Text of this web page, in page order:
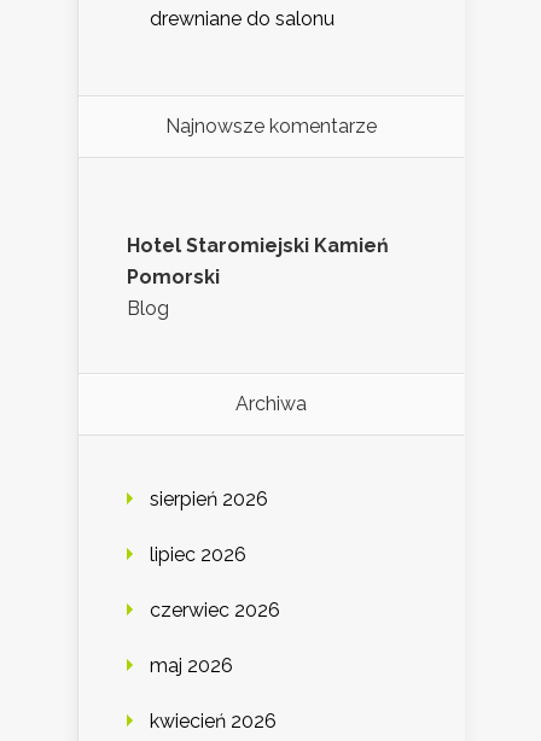
drewniane do salonu
Najnowsze komentarze
Hotel Staromiejski Kamień
Pomorski
Blog
Archiwa
sierpień 2026
lipiec 2026
czerwiec 2026
maj 2026
kwiecień 2026